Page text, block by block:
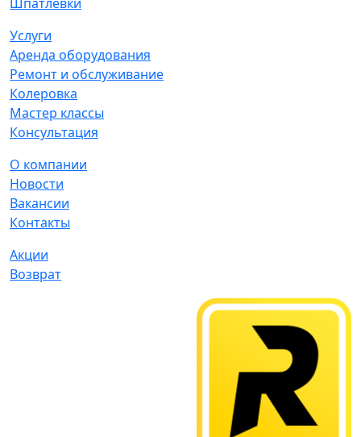
Услуги
Аренда оборудования
Ремонт и обслуживание
Колеровка
Мастер классы
Консультация
О компании
Новости
Вакансии
Контакты
Акции
Возврат